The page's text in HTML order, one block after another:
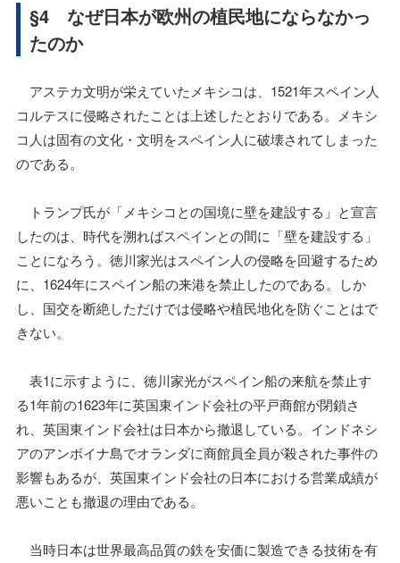
§4 なぜ日本が欧州の植民地にならなかっ
たのか
アステカ文明が栄えていたメキシコは、1521年スペイン人
コルテスに侵略されたことは上述したとおりである。メキシ
コ人は固有の文化・文明をスペイン人に破壊されてしまった
のである。
トランプ氏が「メキシコとの国境に壁を建設する」と宣言
したのは、時代を溯ればスペインとの間に「壁を建設する」
ことになろう。徳川家光はスペイン人の侵略を回避するため
に、1624年にスペイン船の来港を禁止したのである。しか
し、国交を断絶しただけでは侵略や植民地化を防ぐことはで
きない。
表1に示すように、徳川家光がスペイン船の来航を禁止す
る1年前の1623年に英国東インド会社の平戸商館が閉鎖さ
れ、英国東インド会社は日本から撤退している。インドネシ
アのアンボイナ島でオランダに商館員全員が殺された事件の
影響もあるが、英国東インド会社の日本における営業成績が
悪いことも撤退の理由である。
当時日本は世界最高品質の鉄を安価に製造できる技術を有